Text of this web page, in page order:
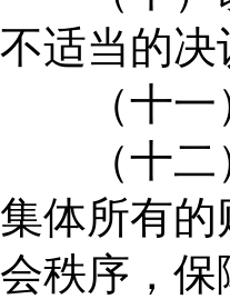
不适当的决
（十一）
（十二）
集体所有
会秩序，